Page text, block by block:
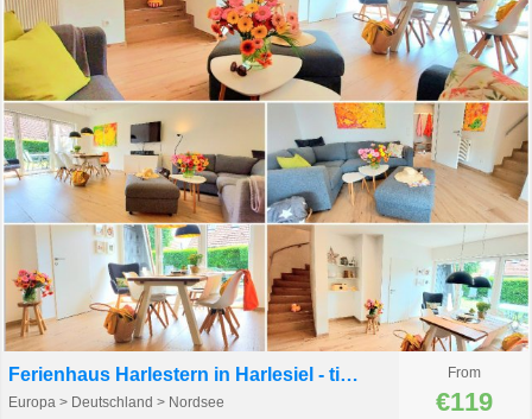
Ferienhaus Harlestern in Harlesiel - tierfreies Nichtraucherferienhaus
Europa > Deutschland > Nordsee
From
€119